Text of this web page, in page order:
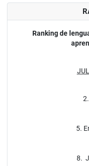
Ranking de
5.
8.